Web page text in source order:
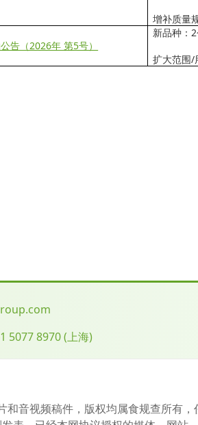
增补质量
告（2026年 第5号）
新品种：
扩大范围/
5077 8970(上海)
音视频稿件，版权均属食规查所有，